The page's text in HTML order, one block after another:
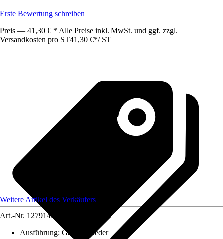
Erste Bewertung schreiben
Preis — 41,30 € * Alle Preise inkl. MwSt. und ggf. zzgl.
Versandkosten pro ST41,30 €*/ ST
Weitere Artikel des Verkäufers
Art.-Nr. 12791437
Ausführung: Gasdruckfeder